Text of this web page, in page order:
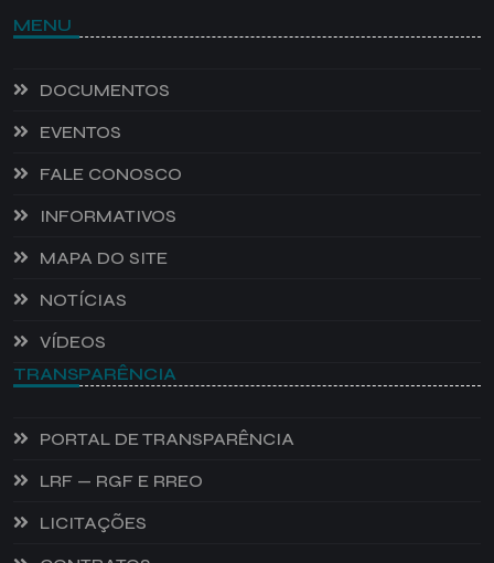
MENU
DOCUMENTOS
EVENTOS
FALE CONOSCO
INFORMATIVOS
MAPA DO SITE
NOTÍCIAS
VÍDEOS
TRANSPARÊNCIA
PORTAL DE TRANSPARÊNCIA
LRF — RGF E RREO
LICITAÇÕES